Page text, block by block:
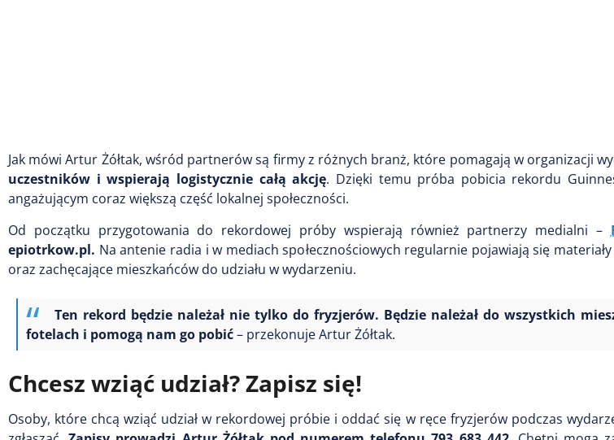
Jak mówi Artur Żółtak, wśród partnerów są firmy z różnych branż, które pomagają w organizacji
uczestników i wspierają logistycznie całą akcję. Dzięki temu próba pobicia rekordu
angażującym coraz większą część lokalnej społeczności.
Od początku przygotowania do rekordowej próby wspierają również partnerzy medialni –
epiotrkow.pl. Na antenie radia i w mediach społecznościowych regularnie pojawiają się
oraz zachęcające mieszkańców do udziału w wydarzeniu.
Ten rekord będzie należał nie tylko do fryzjerów. Będzie należał do wszystkich
fotelach i pomogą nam go pobić– przekonuje Artur Żółtak.
Chcesz wziąć udział? Zapisz się!
Osoby, które chcą wziąć udział w rekordowej próbie i oddać się w ręce fryzjerów podczas